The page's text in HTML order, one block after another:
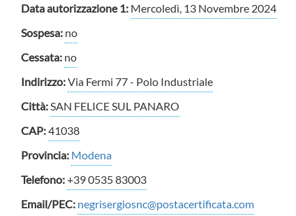
Data autorizzazione 1: Mercoledì, 13 Novembre 2024
Sospesa: no
Cessata: no
Indirizzo:Via Fermi 77 - Polo Industriale
Città:SAN FELICE SUL PANARO
CAP:41038
Provincia: Modena
Telefono:+39 0535 83003
Email/PEC: negrisergiosnc@postacertificata.com